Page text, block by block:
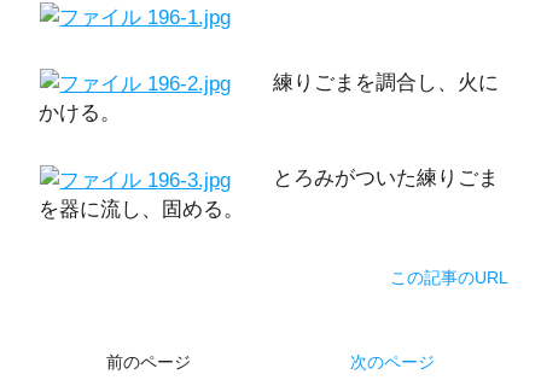
練りごまを調合し、火に
かける。
とろみがついた練りごま
を器に流し、固める。
この記事のURL
前のページ 次のページ